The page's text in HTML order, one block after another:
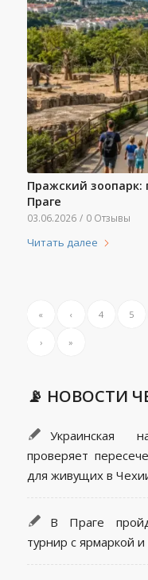
Пражский зоопарк:
Праге
03.06.2026 / 0 Отзывы
Читать далее
« ‹ 4 5
› »
📡 НОВОСТИ
Украинская
проверяет
для живущих в
В Праге
турнир с ярмаркой